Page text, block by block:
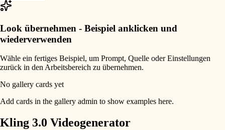
Look übernehmen - Beispiel anklicken und
wiederverwenden
Wähle ein fertiges Beispiel, um Prompt, Quelle oder Einstellungen
zurück in den Arbeitsbereich zu übernehmen.
No gallery cards yet
Add cards in the gallery admin to show examples here.
Kling 3.0 Videogenerator